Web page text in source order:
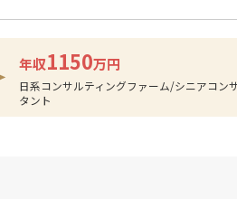
年収1150万円
日系コンサルティングファーム/シニアコン
タント